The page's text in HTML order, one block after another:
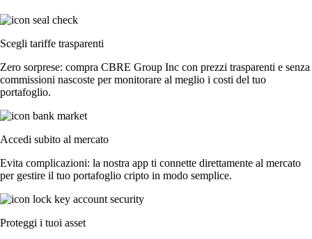
Scegli tariffe trasparenti
Zero sorprese: compra CBRE Group Inc con prezzi trasparenti e senza
commissioni nascoste per monitorare al meglio i costi del tuo
portafoglio.
Accedi subito al mercato
Evita complicazioni: la nostra app ti connette direttamente al mercato
per gestire il tuo portafoglio cripto in modo semplice.
Proteggi i tuoi asset